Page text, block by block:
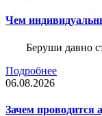
Чем
Беруши давно
Подробнее
06.08.2026
Зачем проводится